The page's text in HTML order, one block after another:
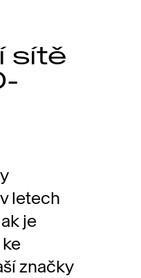
sítě
letech
je
značky